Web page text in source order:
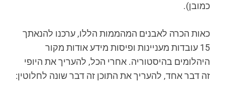
כמובן).
כאות הכרה לאבנים המהממות הללו, ערכנו להנאתך
15 עובדות מעניינות ופיסות מידע אודות מקור
היהלומים בהיסטוריה. אחרי הכל, להעריך את היופי
זה דבר אחד, להעריך את התוכן זה דבר שונה לחלוטין: